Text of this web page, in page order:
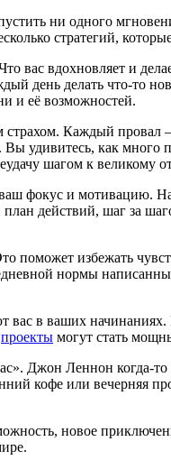
ни одного
стратегий,
вас вдохновляет и
день делать что-то
и её возможностей.
страхом. Каждый
удивитесь, как
шагом к великому
фокус и мотивацию.
действий, шаг за
избежать
нормы
в ваших
проекты могут стать
Джон Леннон когда-
кофе или вечерняя
новое